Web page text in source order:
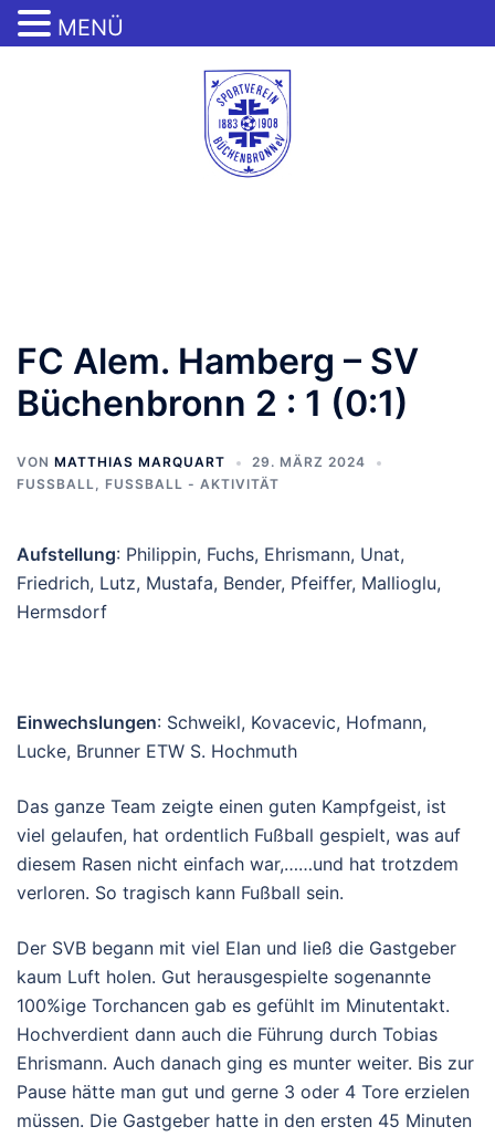
FC Alem. Hamberg – SV
Büchenbronn 2 : 1 (0:1)
VON MATTHIAS MARQUART
29. MÄRZ 2024
FUSSBALL
, FUSSBALL - AKTIVITÄT
Aufstellung: Philippin, Fuchs, Ehrismann, Unat,
Friedrich, Lutz, Mustafa, Bender, Pfeiffer, Mallioglu,
Hermsdorf
Einwechslungen: Schweikl, Kovacevic, Hofmann,
Lucke, Brunner ETW S. Hochmuth
Das ganze Team zeigte einen guten Kampfgeist, ist
viel gelaufen, hat ordentlich Fußball gespielt, was auf
diesem Rasen nicht einfach war,……und hat trotzdem
verloren. So tragisch kann Fußball sein.
Der SVB begann mit viel Elan und ließ die Gastgeber
kaum Luft holen. Gut herausgespielte sogenannte
100%ige Torchancen gab es gefühlt im Minutentakt.
Hochverdient dann auch die Führung durch Tobias
Ehrismann. Auch danach ging es munter weiter. Bis zur
Pause hätte man gut und gerne 3 oder 4 Tore erzielen
müssen. Die Gastgeber hatte in den ersten 45 Minuten
MENÜ